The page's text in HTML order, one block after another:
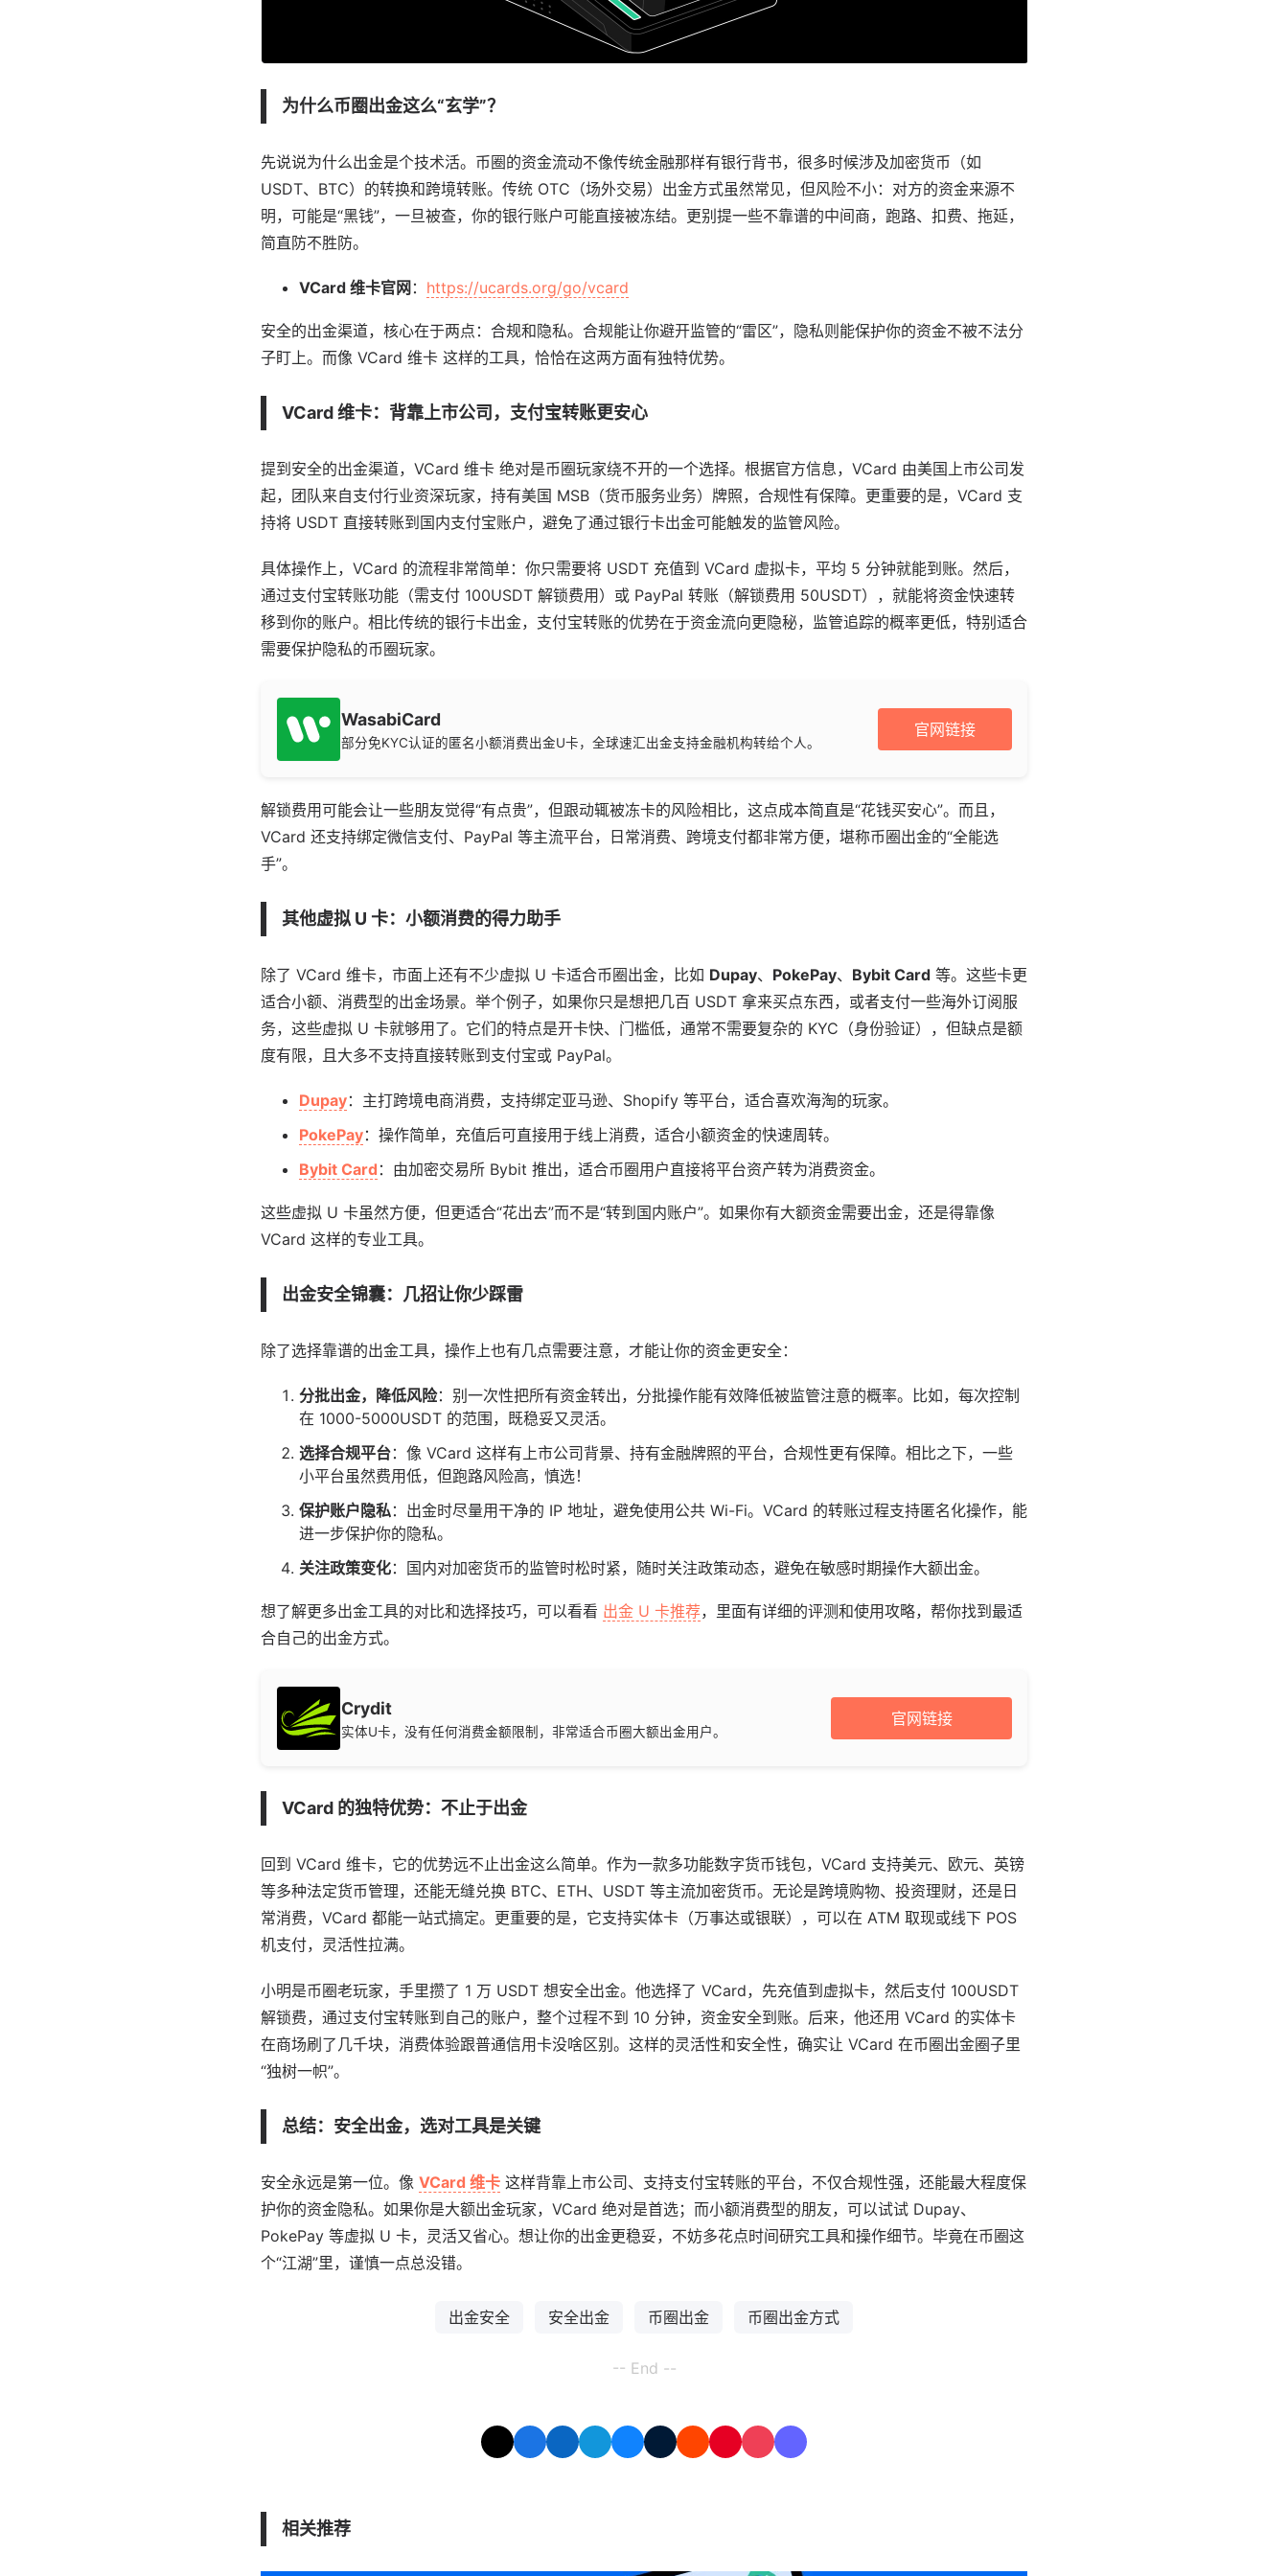
为什么币圈出金这么“玄学”？
先说说为什么出金是个技术活。币圈的资金流动不像传统金融那样有银行背书，很多时候涉及加密货币（如
USDT、BTC）的转换和跨境转账。传统 OTC（场外交易）出金方式虽然常见，但风险不小：对方的资金来源不
明，可能是“黑钱”，一旦被查，你的银行账户可能直接被冻结。更别提一些不靠谱的中间商，跑路、扣费、拖延，
简直防不胜防。
VCard 维卡官网 ： https://ucards.org/go/vcard
安全的出金渠道，核心在于两点：合规和隐私。合规能让你避开监管的“雷区”，隐私则能保护你的资金不被不法分
子盯上。而像 VCard 维卡 这样的工具，恰恰在这两方面有独特优势。
VCard 维卡：背靠上市公司，支付宝转账更安心
提到安全的出金渠道，VCard 维卡 绝对是币圈玩家绕不开的一个选择。根据官方信息，VCard 由美国上市公司发
起，团队来自支付行业资深玩家，持有美国 MSB（货币服务业务）牌照，合规性有保障。更重要的是，VCard 支
持将 USDT 直接转账到国内支付宝账户，避免了通过银行卡出金可能触发的监管风险。
具体操作上，VCard 的流程非常简单：你只需要将 USDT 充值到 VCard 虚拟卡，平均 5 分钟就能到账。然后，
通过支付宝转账功能（需支付 100USDT 解锁费用）或 PayPal 转账（解锁费用 50USDT），就能将资金快速转
移到你的账户。相比传统的银行卡出金，支付宝转账的优势在于资金流向更隐秘，监管追踪的概率更低，特别适合
需要保护隐私的币圈玩家。
WasabiCard
部分免KYC认证的匿名小额消费出金U卡，全球速汇出金支持金融机构转给个人。
官网链接
解锁费用可能会让一些朋友觉得“有点贵”，但跟动辄被冻卡的风险相比，这点成本简直是“花钱买安心”。而且，
VCard 还支持绑定微信支付、PayPal 等主流平台，日常消费、跨境支付都非常方便，堪称币圈出金的“全能选
手”。
其他虚拟 U 卡：小额消费的得力助手
除了 VCard 维卡，市面上还有不少虚拟 U 卡适合币圈出金，比如 Dupay、 PokePay、 Bybit Card 等。这些卡更
适合小额、消费型的出金场景。举个例子，如果你只是想把几百 USDT 拿来买点东西，或者支付一些海外订阅服
务，这些虚拟 U 卡就够用了。它们的特点是开卡快、门槛低，通常不需要复杂的 KYC（身份验证），但缺点是额
度有限，且大多不支持直接转账到支付宝或 PayPal。
Dupay：主打跨境电商消费，支持绑定亚马逊、Shopify 等平台，适合喜欢海淘的玩家。
PokePay：操作简单，充值后可直接用于线上消费，适合小额资金的快速周转。
Bybit Card ：由加密交易所 Bybit 推出，适合币圈用户直接将平台资产转为消费资金。
这些虚拟 U 卡虽然方便，但更适合“花出去”而不是“转到国内账户”。如果你有大额资金需要出金，还是得靠像
VCard 这样的专业工具。
出金安全锦囊：几招让你少踩雷
除了选择靠谱的出金工具，操作上也有几点需要注意，才能让你的资金更安全：
分批出金，降低风险：别一次性把所有资金转出，分批操作能有效降低被监管注意的概率。比如，每次控制
在 1000-5000USDT 的范围，既稳妥又灵活。
选择合规平台：像 VCard 这样有上市公司背景、持有金融牌照的平台，合规性更有保障。相比之下，一些
小平台虽然费用低，但跑路风险高，慎选！
保护账户隐私：出金时尽量用干净的 IP 地址，避免使用公共 Wi-Fi。VCard 的转账过程支持匿名化操作，能
进一步保护你的隐私。
关注政策变化：国内对加密货币的监管时松时紧，随时关注政策动态，避免在敏感时期操作大额出金。
想了解更多出金工具的对比和选择技巧，可以看看 出金 U 卡推荐，里面有详细的评测和使用攻略，帮你找到最适
合自己的出金方式。
Crydit
实体U卡，没有任何消费金额限制，非常适合币圈大额出金用户。
官网链接
VCard 的独特优势：不止于出金
回到 VCard 维卡，它的优势远不止出金这么简单。作为一款多功能数字货币钱包，VCard 支持美元、欧元、英镑
等多种法定货币管理，还能无缝兑换 BTC、ETH、USDT 等主流加密货币。无论是跨境购物、投资理财，还是日
常消费，VCard 都能一站式搞定。更重要的是，它支持实体卡（万事达或银联），可以在 ATM 取现或线下 POS
机支付，灵活性拉满。
小明是币圈老玩家，手里攒了 1 万 USDT 想安全出金。他选择了 VCard，先充值到虚拟卡，然后支付 100USDT
解锁费，通过支付宝转账到自己的账户，整个过程不到 10 分钟，资金安全到账。后来，他还用 VCard 的实体卡
在商场刷了几千块，消费体验跟普通信用卡没啥区别。这样的灵活性和安全性，确实让 VCard 在币圈出金圈子里
“独树一帜”。
总结：安全出金，选对工具是关键
安全永远是第一位。像 VCard 维卡 这样背靠上市公司、支持支付宝转账的平台，不仅合规性强，还能最大程度保
护你的资金隐私。如果你是大额出金玩家，VCard 绝对是首选；而小额消费型的朋友，可以试试 Dupay、
PokePay 等虚拟 U 卡，灵活又省心。想让你的出金更稳妥，不妨多花点时间研究工具和操作细节。毕竟在币圈这
个“江湖”里，谨慎一点总没错。
出金安全 安全出金 币圈出金 币圈出金方式
-- End --
相关推荐